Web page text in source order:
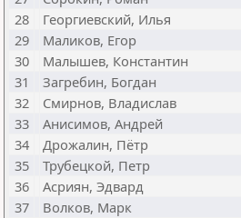
28
Георгиевский, Илья
29
Маликов, Егор
30
Малышев, Константин
31
Загребин, Богдан
32
Смирнов, Владислав
33
Анисимов, Андрей
34
Дрожалин, Пётр
35
Трубецкой, Петр
36
Асриян, Эдвард
37
Волков, Марк